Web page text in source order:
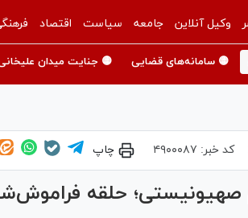
وکیل آنلاین جامعه سیاست اقتصاد
🟡 سامانه‌های قضایی 🟡 جنایت میدان
کد خبر: ۴۹۰۰۰۸۷ چاپ
حلقه